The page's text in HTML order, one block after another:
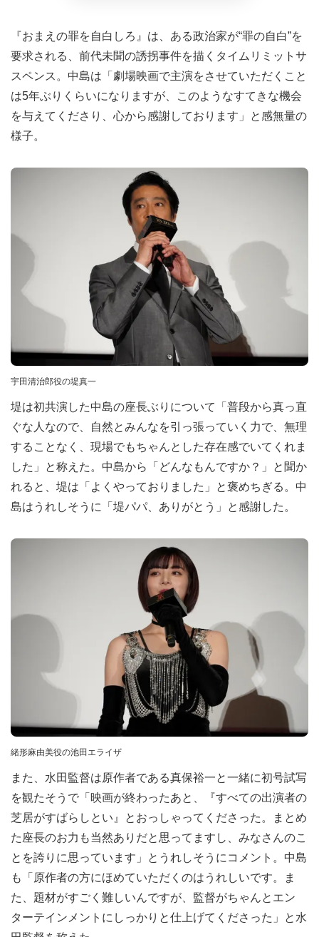
『おまえの罪を自白しろ』は、ある政治家が“罪の自白”を
要求される、前代未聞の誘拐事件を描くタイムリミットサ
スペンス。中島は「劇場映画で主演をさせていただくこと
は5年ぶりくらいになりますが、このようなすてきな機会
を与えてくださり、心から感謝しております」と感無量の
様子。
宇田清治郎役の堤真一
堤は初共演した中島の座長ぶりについて「普段から真っ直
ぐな人なので、自然とみんなを引っ張っていく力で、無理
することなく、現場でもちゃんとした存在感でいてくれま
した」と称えた。中島から「どんなもんですか？」と聞か
れると、堤は「よくやっておりました」と褒めちぎる。中
島はうれしそうに「堤パパ、ありがとう」と感謝した。
緒形麻由美役の池田エライザ
また、水田監督は原作者である真保裕一と一緒に初号試写
を観たそうで「映画が終わったあと、『すべての出演者の
芝居がすばらしとい』とおっしゃってくださった。まとめ
た座長のお力も当然ありだと思ってますし、みなさんのこ
とを誇りに思っています」とうれしそうにコメント。中島
も「原作者の方にほめていただくのはうれしいです。ま
た、題材がすごく難しいんですが、監督がちゃんとエン
ターテインメントにしっかりと仕上げてくださった」と水